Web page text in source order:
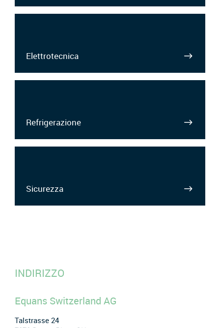
Elettrotecnica
Refrigerazione
Sicurezza
INDIRIZZO
Equans Switzerland AG
Talstrasse 24